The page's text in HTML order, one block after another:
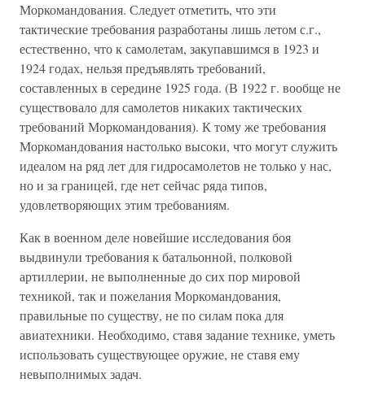
Моркомандования. Следует отметить, что эти
тактические требования разработаны лишь летом с.г.,
естественно, что к самолетам, закупавшимся в 1923 и
1924 годах, нельзя предъявлять требований,
составленных в середине 1925 года. (В 1922 г. вообще не
существовало для самолетов никаких тактических
требований Моркомандования). К тому же требования
Моркомандования настолько высоки, что могут служить
идеалом на ряд лет для гидросамолетов не только у нас,
но и за границей, где нет сейчас ряда типов,
удовлетворяющих этим требованиям.
Как в военном деле новейшие исследования боя
выдвинули требования к батальонной, полковой
артиллерии, не выполненные до сих пор мировой
техникой, так и пожелания Моркомандования,
правильные по существу, не по силам пока для
авиатехники. Необходимо, ставя задание технике, уметь
использовать существующее оружие, не ставя ему
невыполнимых задач.